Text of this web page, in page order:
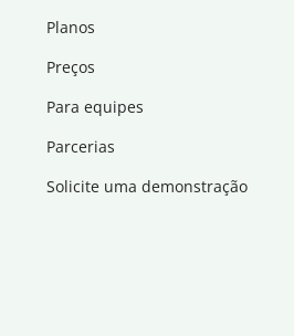
Planos
Preços
Para equipes
Parcerias
Solicite uma demonstração